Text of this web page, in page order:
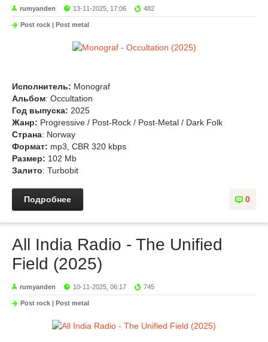
rumyanden 13-11-2025, 17:06 482
Post rock | Post metal
Исполнитель: Monograf
Альбом: Occultation
Год выпуска: 2025
Жанр: Progressive / Post-Rock / Post-Metal / Dark Folk
Страна: Norway
Формат: mp3, CBR 320 kbps
Размер: 102 Mb
Залито: Turbobit
0
Подробнее
All India Radio - The Unified
Field (2025)
rumyanden 10-11-2025, 06:17 745
Post rock | Post metal